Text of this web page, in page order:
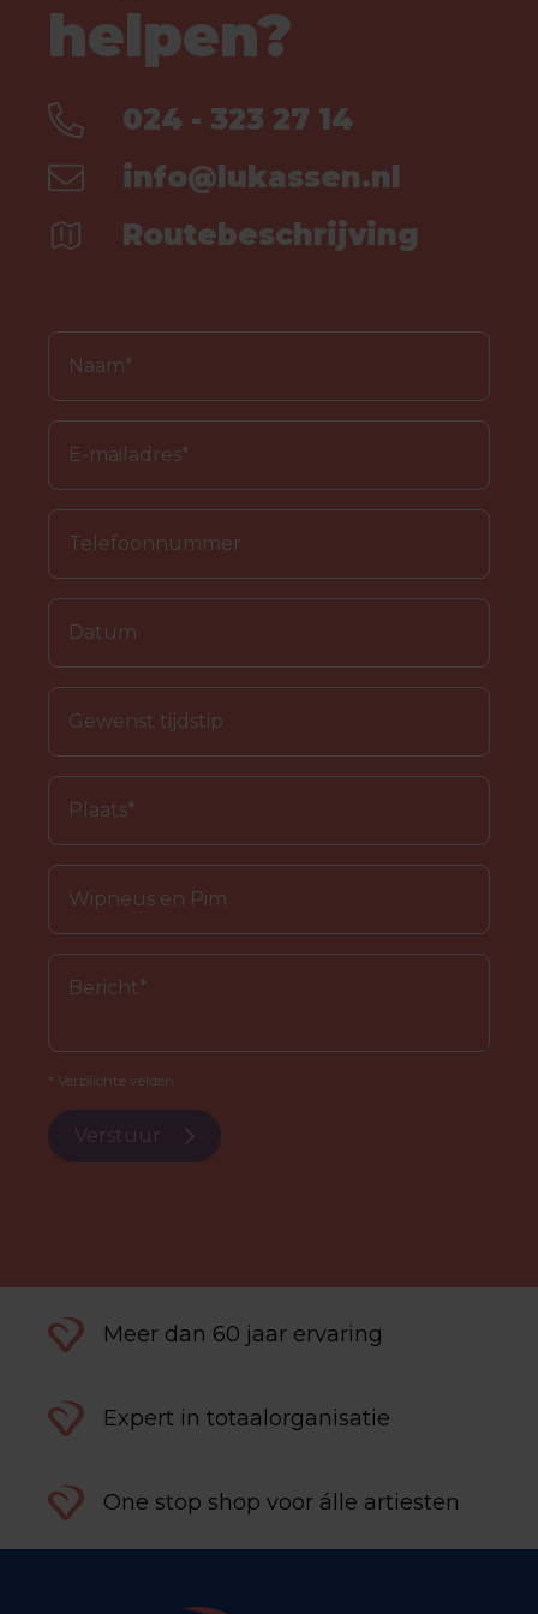
helpen?
024 - 323 27 14
info@lukassen.nl
Routebeschrijving
* Verplichte velden.
Verstuur
Meer dan 60 jaar ervaring
Expert in totaalorganisatie
One stop shop voor álle artiesten